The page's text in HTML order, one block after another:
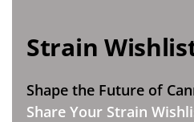
Strain
Shape the Future of
Share Your Strain